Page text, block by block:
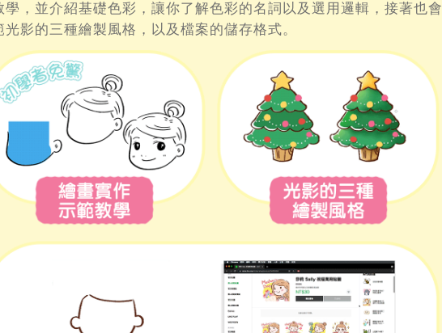
學，並介紹基礎色彩，讓你了解色彩的名詞以及選用邏輯，接著也會
光影的三種繪製風格，以及檔案的儲存格式。